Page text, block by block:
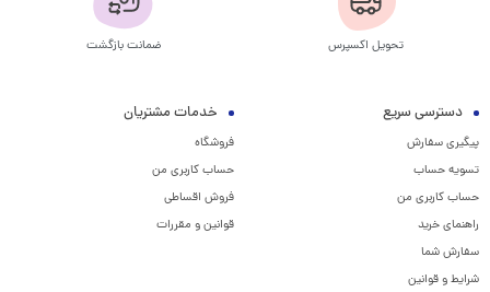
تحویل اکسپرس ضمانت بازگشت
دسترسی سریع
پیگیری سفارش
تسویه حساب
حساب کاربری من
راهنمای خرید
سفارش شما
شرایط و قوانین
خدمات مشتریان
فروشگاه
حساب کاربری من
فروش اقساطی
قوانین و مقررات